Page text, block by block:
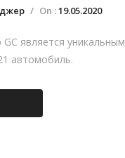
/ On :19.05.2020
GC является
автомобиль.